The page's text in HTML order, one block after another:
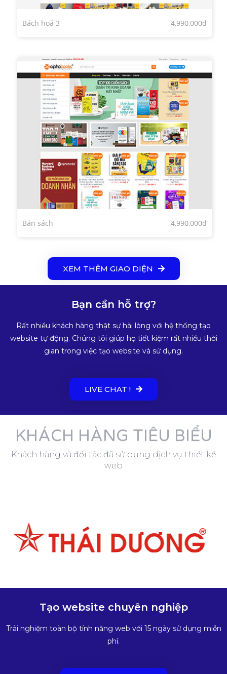
Bách hoá 3 4,990,000đ
Bán sách 4,990,000đ
XEM THÊM GIAO DIỆN
Bạn cần hỗ trợ?
Rất nhiều khách hàng thật sự hài lòng với hệ thống tạo
website tự động. Chúng tôi giúp họ tiết kiệm rất nhiều thời
gian trong việc tạo website và sử dụng.
LIVE CHAT !
KHÁCH HÀNG TIÊU BIỂU
Khách hàng và đối tác đã sử dụng dịch vụ thiết kế
web
Tạo website chuyên nghiệp
Trải nghiệm toàn bộ tính năng web với 15 ngày sử dụng miễn
phí.